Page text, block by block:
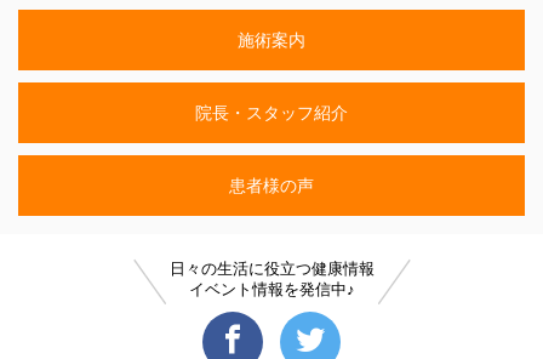
施術案内
院長・スタッフ紹介
患者様の声
日々の生活に役立つ健康情報
イベント情報を発信中♪